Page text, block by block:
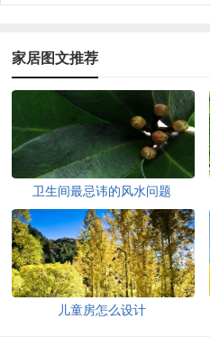
家居图文推荐
卫生间最忌讳的风水问题
儿童房怎么设计